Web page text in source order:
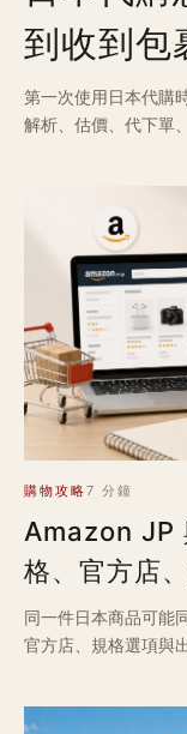
到收到包
第一次使用日本代購
解析、估價、代下單
購物攻略7 分鐘
Amazon JP
格、官方店
同一件日本商品可能
官方店、規格選項與